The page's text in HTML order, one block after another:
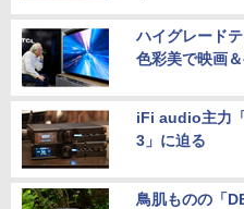
ハイグレード
色彩美で映画
iFi audio主力
3」に迫る
鳥肌ものの「